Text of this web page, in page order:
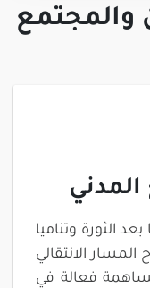
والمجتمع
الثورة وتناميا
المسار الانتقالي
فعالة في